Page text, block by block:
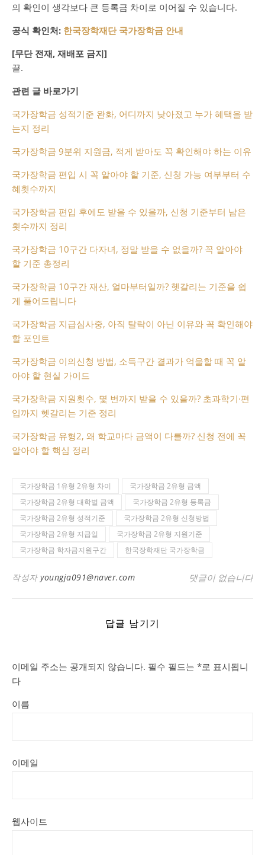
의 확인이 생각보다 큰 등록금 차이로 이어질 수 있습니다.
공식 확인처: 한국장학재단 국가장학금 안내
[무단 전재, 재배포 금지]
끝.
관련 글 바로가기
국가장학금 성적기준 완화, 어디까지 낮아졌고 누가 혜택을 받
는지 정리
국가장학금 9분위 지원금, 적게 받아도 꼭 확인해야 하는 이유
국가장학금 편입 시 꼭 알아야 할 기준, 신청 가능 여부부터 수
혜횟수까지
국가장학금 편입 후에도 받을 수 있을까, 신청 기준부터 남은
횟수까지 정리
국가장학금 10구간 다자녀, 정말 받을 수 없을까? 꼭 알아야
할 기준 총정리
국가장학금 10구간 재산, 얼마부터일까? 헷갈리는 기준을 쉽
게 풀어드립니다
국가장학금 지급심사중, 아직 탈락이 아닌 이유와 꼭 확인해야
할 포인트
국가장학금 이의신청 방법, 소득구간 결과가 억울할 때 꼭 알
아야 할 현실 가이드
국가장학금 지원횟수, 몇 번까지 받을 수 있을까? 초과학기·편
입까지 헷갈리는 기준 정리
국가장학금 유형2, 왜 학교마다 금액이 다를까? 신청 전에 꼭
알아야 할 핵심 정리
국가장학금 1유형 2유형 차이
국가장학금 2유형 금액
국가장학금 2유형 대학별 금액
국가장학금 2유형 등록금
국가장학금 2유형 성적기준
국가장학금 2유형 신청방법
국가장학금 2유형 지급일
국가장학금 2유형 지원기준
국가장학금 학자금지원구간
한국장학재단 국가장학금
작성자 youngja091@naver.com 댓글이 없습니다
답글 남기기
이메일 주소는 공개되지 않습니다. 필수 필드는 *로 표시됩니
다
이름
이메일
웹사이트